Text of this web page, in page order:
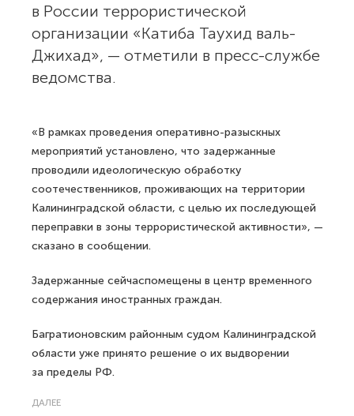
в России террористической
организации «Катиба Таухид валь-
Джихад», — отметили в пресс-службе
ведомства.
«В рамках проведения оперативно-разыскных
мероприятий установлено, что задержанные
проводили идеологическую обработку
соотечественников, проживающих на территории
Калининградской области, с целью их последующей
переправки в зоны террористической активности», —
сказано в сообщении.
Задержанные сейчаспомещены в центр временного
содержания иностранных граждан.
Багратионовским районным судом Калининградской
области уже принято решение о их выдворении
за пределы РФ.
ДАЛЕЕ